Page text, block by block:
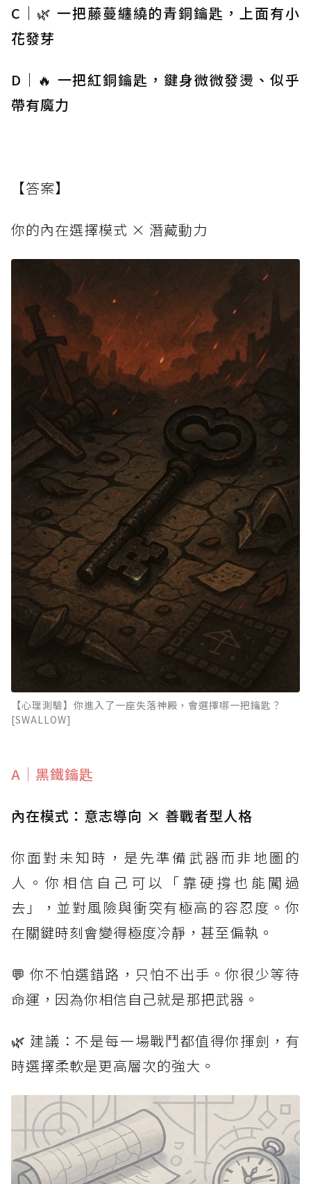
C｜🌿 一把藤蔓纏繞的青銅鑰匙，上面有小
花發芽
D｜🔥 一把紅銅鑰匙，鍵身微微發燙、似乎
帶有魔力
【答案】
你的內在選擇模式 × 潛藏動力
【心理測驗】你進入了一座失落神殿，會選擇哪一把鑰匙？
[SWALLOW]
A｜黑鐵鑰匙
內在模式：意志導向 × 善戰者型人格
你面對未知時，是先準備武器而非地圖的
人。你相信自己可以「靠硬撐也能闖過
去」，並對風險與衝突有極高的容忍度。你
在關鍵時刻會變得極度冷靜，甚至偏執。
💬 你不怕選錯路，只怕不出手。你很少等待
命運，因為你相信自己就是那把武器。
🌿 建議：不是每一場戰鬥都值得你揮劍，有
時選擇柔軟是更高層次的強大。